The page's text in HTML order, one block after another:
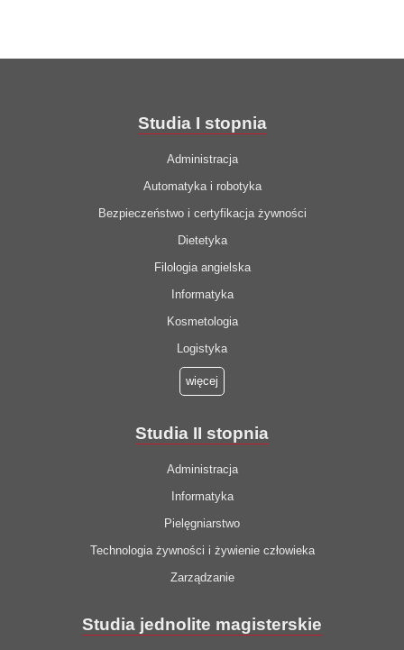
Studia I stopnia
Administracja
Automatyka i robotyka
Bezpieczeństwo i certyfikacja żywności
Dietetyka
Filologia angielska
Informatyka
Kosmetologia
Logistyka
więcej
Studia II stopnia
Administracja
Informatyka
Pielęgniarstwo
Technologia żywności i żywienie człowieka
Zarządzanie
Studia jednolite magisterskie